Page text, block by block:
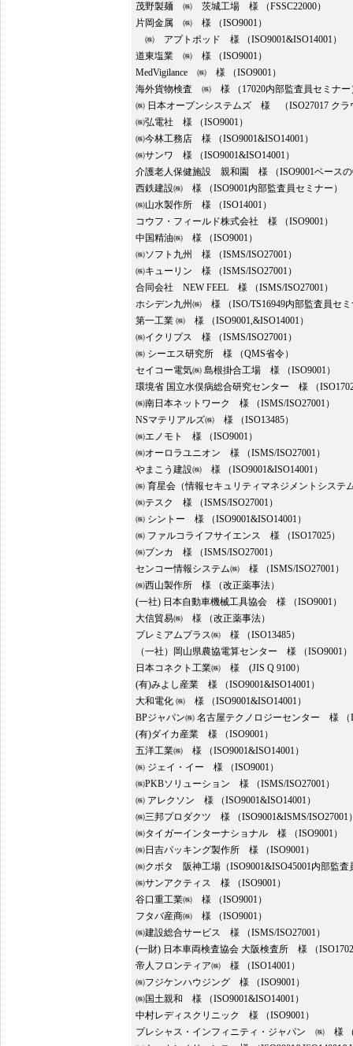
茂野製麺 ㈱ 茨城工場 様 （FSSC22000）
片岡金属 ㈱ 様 （ISO9001）
㈱ アプトポッド 様 （ISO9001&ISO14001）
道東塩業 ㈱ 様 （ISO9001）
MedVigilance ㈱ 様 （ISO9001）
海外貨物検査 ㈱ 様 （17020内部監査員セミナー
㈱ 日本オープンシステムズ 様 （ISO27017 クラ
㈱弘電社 様 （ISO9001）
㈱今林工務店 様 （ISO9001&ISO14001）
㈱サンワ 様 （ISO9001&ISO14001）
介護老人保健施設 親和園 様 （ISO9001ベースの
西鉄建設㈱ 様 （ISO9001内部監査員セミナー）
㈱山水製作所 様 （ISO14001）
コウフ・フィールド株式会社 様 （ISO9001）
中国精油㈱ 様 （ISO9001）
㈱ソフト九州 様 （ISMS/ISO27001）
㈱キューリン 様 （ISMS/ISO27001）
合同会社 NEW FEEL 様 （ISMS/ISO27001）
ホシデン九州㈱ 様 （ISO/TS16949内部監査員セ
第一工業 ㈱ 様 （ISO9001,&ISO14001）
㈱イクリプス 様 （ISMS/ISO27001）
㈱ シーエス研究所 様 （QMS省令）
セイコー電気㈱ 島根掛合工場 様 （ISO9001）
環境省 国立水俣病総合研究センター 様 （
㈱南日本ネットワーク 様 （ISMS/ISO27001）
NSマテリアルズ㈱ 様 （ISO13485）
㈱エノモト 様 （ISO9001）
㈱オーロラユニオン 様 （ISMS/ISO27001）
やまこう建設㈱ 様 （ISO9001&ISO14001）
㈱ 育星会（情報セキュリティマネジメントシステ
㈱テスク 様 （ISMS/ISO27001）
㈱ シントー 様 （ISO9001&ISO14001）
㈱ ファルコライフサイエンス 様 （ISO17025）
㈱ブンカ 様 （ISMS/ISO27001）
センコー情報システム㈱ 様 （ISMS/ISO27001）
㈱西山製作所 様 （改正薬事法）
(一社) 日本自動車機械工具協会 様 （ISO9001）
大信貿易㈱ 様 （改正薬事法）
プレミアムプラス㈱ 様 （ISO13485）
（一社）岡山県農協電算センター 様 （ISO9001）
日本コネクト工業㈱ 様 (JIS Q 9100）
(有)みよし産業 様 （ISO9001&ISO14001）
大和電化 ㈱ 様 （ISO9001&ISO14001）
BPジャパン㈱ 名古屋テクノロジーセンター 様 （
(有)ダイカ産業 様 （ISO9001）
五洋工業㈱ 様 （ISO9001&ISO14001）
㈱ ジェイ・イー 様 （ISO9001）
㈱PKBソリューション 様 （ISMS/ISO27001）
㈱ アレクソン 様 （ISO9001&ISO14001）
㈱三邦プロダクツ 様 （ISO9001&ISMS/ISO27001
㈱タイガーインターナショナル 様 （ISO9001）
㈱日吉パッキング製作所 様 （ISO9001）
㈱クボタ 阪神工場（ISO9001&ISO45001内部監査
㈱サンアクティス 様 （ISO9001）
谷口重工業㈱ 様 （ISO9001）
フタバ産商㈱ 様 （ISO9001）
㈱建設総合サービス 様 （ISMS/ISO27001）
(一財) 日本車両検査協会 大阪検査所 様 （
帝人フロンティア㈱ 様 （ISO14001）
㈱フジケンハウジング 様 （ISO9001）
㈱国土親和 様 （ISO9001&ISO14001）
中村レディスクリニック 様 （ISO9001）
プレシャス・インフィニティ・ジャパン ㈱ 様